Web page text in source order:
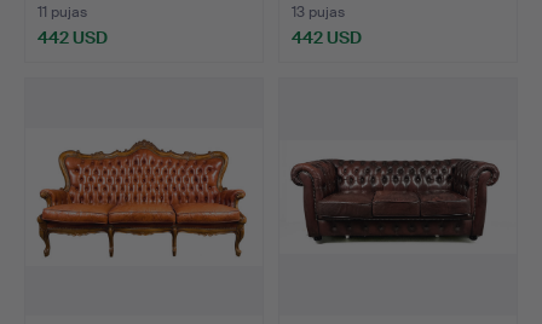
11 pujas
442 USD
13 pujas
442 USD